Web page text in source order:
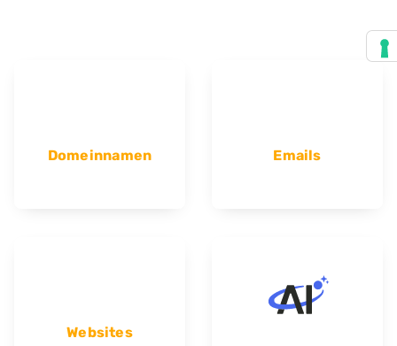
Domeinnamen Emails
Websites